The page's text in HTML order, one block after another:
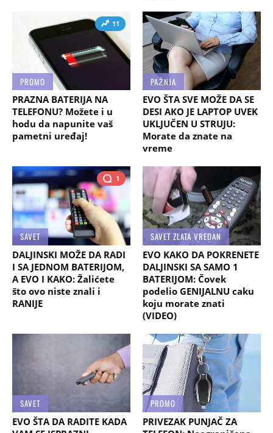
11
PROMO
PRAZNA BATERIJA NA
TELEFONU? Možete i u
hodu da napunite vaš
pametni uređaj!
PAŽNJA
EVO ŠTA SVE MOŽE DA SE
DESI AKO JE LAPTOP UVEK
UKLJUČEN U STRUJU:
Morate da znate na
vreme
1
SAVET
DALJINSKI MOŽE DA RADI
I SA JEDNOM BATERIJOM,
A EVO I KAKO: Žalićete
što ovo niste znali i
RANIJE
SAVET ZLATA VREDAN
EVO KAKO DA POKRENETE
DALJINSKI SA SAMO 1
BATERIJOM: Čovek
podelio GENIJALNU caku
koju morate znati
(VIDEO)
SAVET
EVO ŠTA DA RADITE KADA
PROMO
PRIVEZAK PUNJAČ ZA